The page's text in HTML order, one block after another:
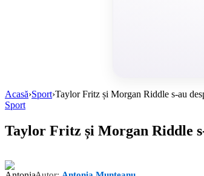
Acasă›Sport›Taylor Fritz și Morgan Riddle s-au
Sport
Taylor Fritz și Morgan Riddle